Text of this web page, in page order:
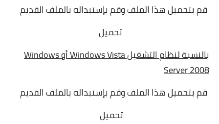
قم بتحميل هذا الملف وقم بإستبداله بالملف القديم
تحميل
بالنسبة لنظام التشغيل Windows Vista أو Windows
Server 2008
قم بتحميل هذا الملف وقم بإستبداله بالملف القديم
تحميل